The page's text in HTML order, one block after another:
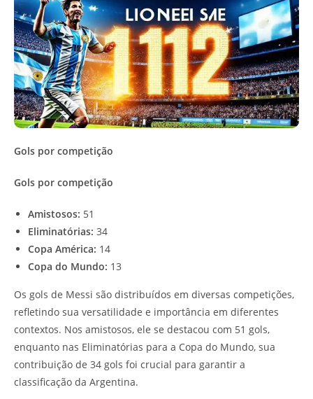
Gols por competição
Gols por competição
Amistosos: 51
Eliminatórias: 34
Copa América: 14
Copa do Mundo: 13
Os gols de Messi são distribuídos em diversas competições,
refletindo sua versatilidade e importância em diferentes
contextos. Nos amistosos, ele se destacou com 51 gols,
enquanto nas Eliminatórias para a Copa do Mundo, sua
contribuição de 34 gols foi crucial para garantir a
classificação da Argentina.